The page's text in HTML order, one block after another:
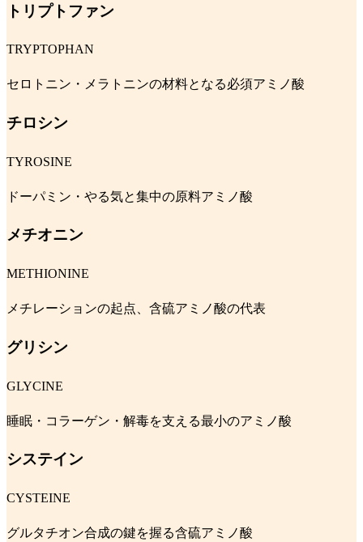
トリプトファン
TRYPTOPHAN
セロトニン・メラトニンの材料となる必須アミノ酸
チロシン
TYROSINE
ドーパミン・やる気と集中の原料アミノ酸
メチオニン
METHIONINE
メチレーションの起点、含硫アミノ酸の代表
グリシン
GLYCINE
睡眠・コラーゲン・解毒を支える最小のアミノ酸
システイン
CYSTEINE
グルタチオン合成の鍵を握る含硫アミノ酸